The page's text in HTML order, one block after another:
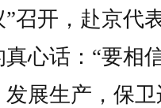
召开，赴京代
心话：“要相
展生产，保卫